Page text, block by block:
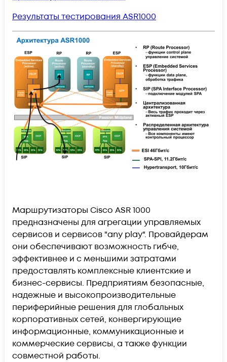
Результаты тестирования ASR1000
Маршрутизаторы Cisco ASR 1000
предназначены для агрегации управляемых
сервисов и сервисов "any play". Провайдерам
они обеспечивают возможность гибче,
эффективнее и с меньшими затратами
предоставлять комплексные клиентские и
бизнес-сервисы. Предприятиям безопасные,
надежные и высокопроизводительные
периферийные решения для глобальных
корпоративных сетей, конвергирующие
информационные, коммуникационные и
коммерческие сервисы, а также функции
совместной работы.